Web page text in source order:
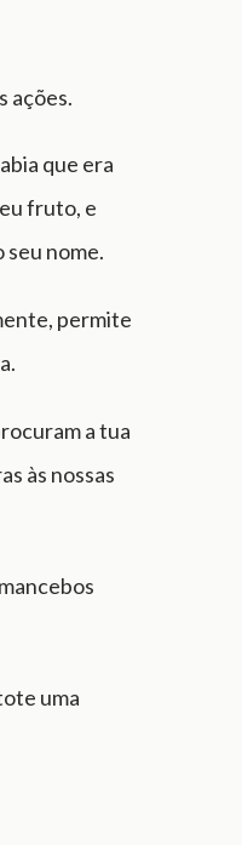
ações.
que era
fruto, e
seu nome.
permite
a tua
às nossas
uma